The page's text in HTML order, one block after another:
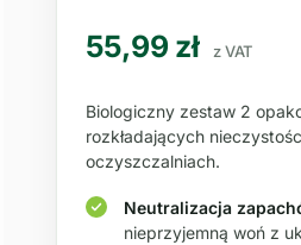
55,99 zł z VAT
Biologiczny zestaw 2
rozkładających
oczyszczalniach.
Neutralizacja
nieprzyjemną woń z